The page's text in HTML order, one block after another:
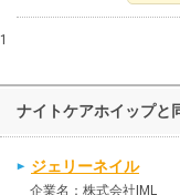
1
ナイトケアホイップと
ジェリーネイル
企業名：株式会社IML